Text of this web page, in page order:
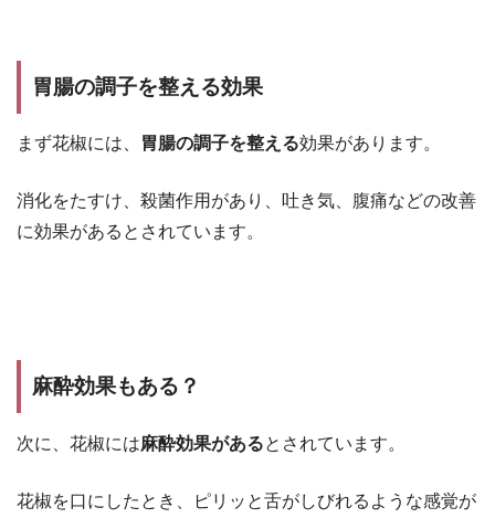
胃腸の調子を整える効果
まず花椒には、 胃腸の調子を整える効果があります。
消化をたすけ、殺菌作用があり、吐き気、腹痛などの改善
に効果があるとされています。
麻酔効果もある？
次に、花椒には麻酔効果があるとされています。
花椒を口にしたとき、ピリッと舌がしびれるような感覚が